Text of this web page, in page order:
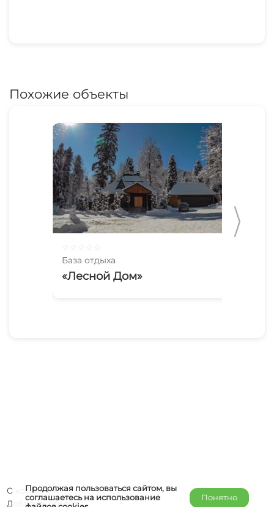
Похожие объекты
База отдыха
«Лесной Дом»
Продолжая пользоваться сайтом, вы
соглашаетесь на использование
Понятно
О компании
Добавить объект